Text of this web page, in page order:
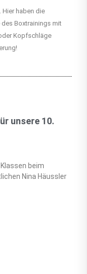
Hier haben die
des Boxtrainings mit
Kopfschläge
unsere 10.
beim
Nina Häussler